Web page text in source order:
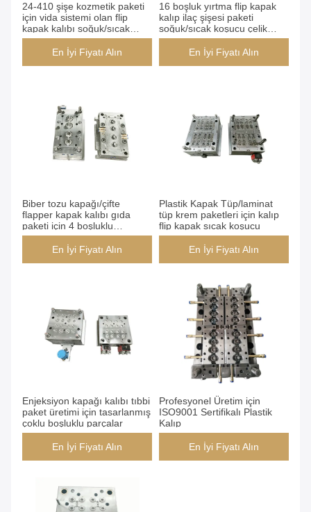
24-410 şişe kozmetik paketi
için vida sistemi olan flip
kapak kalıbı soğuk/sıcak
koşucu
En İyi Fiyatı Alın
16 boşluk yırtma flip kapak
kalıp ilaç şişesi paketi
soğuk/sıcak koşucu çelik
kalıp
En İyi Fiyatı Alın
Biber tozu kapağı/çifte
flapper kapak kalıbı gıda
paketi için 4 boşluklu
soğuk/sıcak koyucu
En İyi Fiyatı Alın
Plastik Kapak Tüp/laminat
tüp krem paketleri için kalıp
flip kapak sıcak koşucu
En İyi Fiyatı Alın
Enjeksiyon kapağı kalıbı tıbbi
paket üretimi için tasarlanmış
çoklu boşluklu parçalar
En İyi Fiyatı Alın
Profesyonel Üretim için
ISO9001 Sertifikalı Plastik
Kalıp
En İyi Fiyatı Alın